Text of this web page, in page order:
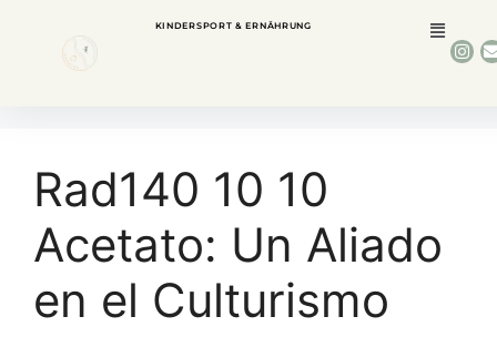
KINDERSPORT & ERNÄHRUNG
Rad140 10 10
Acetato: Un Aliado
en el Culturismo